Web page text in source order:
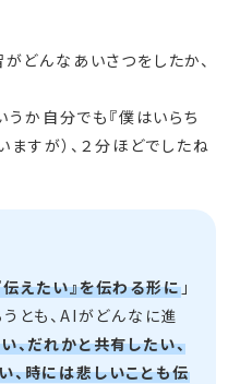
どんなあいさつをしたか、
うか自分でも『僕はいらち
ますが）、２分ほどでしたね
伝えたい』を伝わる形に」
とも、AIがどんなに進
、だれかと共有したい、
、時には悲しいことも伝